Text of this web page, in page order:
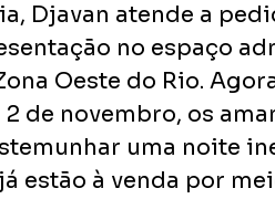
Djavan atende a
no espaço
Oeste do Rio.
de novembro, os
uma noite
estão à venda por